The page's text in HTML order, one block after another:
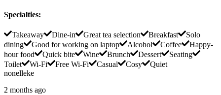
Specialties:
Takeaway Dine-in Great tea selection Breakfast
Solo
dining
Good for working on laptop Alcohol Coffee
Happy-
hour food
Quick bite Wine Brunch Dessert
Seating
Toilet
Wi-Fi Free Wi-Fi Casual Cosy
Quiet
nonelleke
2 months ago